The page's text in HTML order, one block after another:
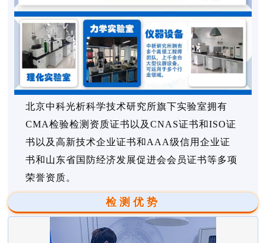
北京中科光析科学技术研究所旗下实验室拥有
CMA检验检测资质证书以及CNAS证书和ISO证
书以及高新技术企业证书和AAA级信用企业证
书和山东省国防经济发展促进会会员证书等多项
荣誉资质。
检测优势